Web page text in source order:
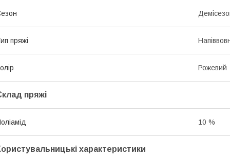
пряжі
Рожевий
пряжі
10 %
характеристики